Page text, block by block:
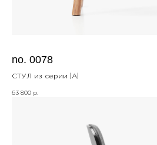
no. 0078
СТУЛ из серии |A|
63 800 р.